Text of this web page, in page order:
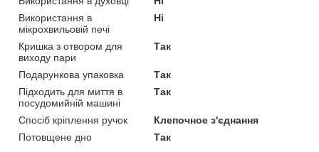
Використання в
мікрохвильовій печі
Ні
Кришка з отвором для
виходу пари
Так
Подарункова упаковка
Так
Підходить для миття в
посудомийній машині
Так
Спосіб кріплення ручок
Клепочное з'єднання
Потовщене дно
Так